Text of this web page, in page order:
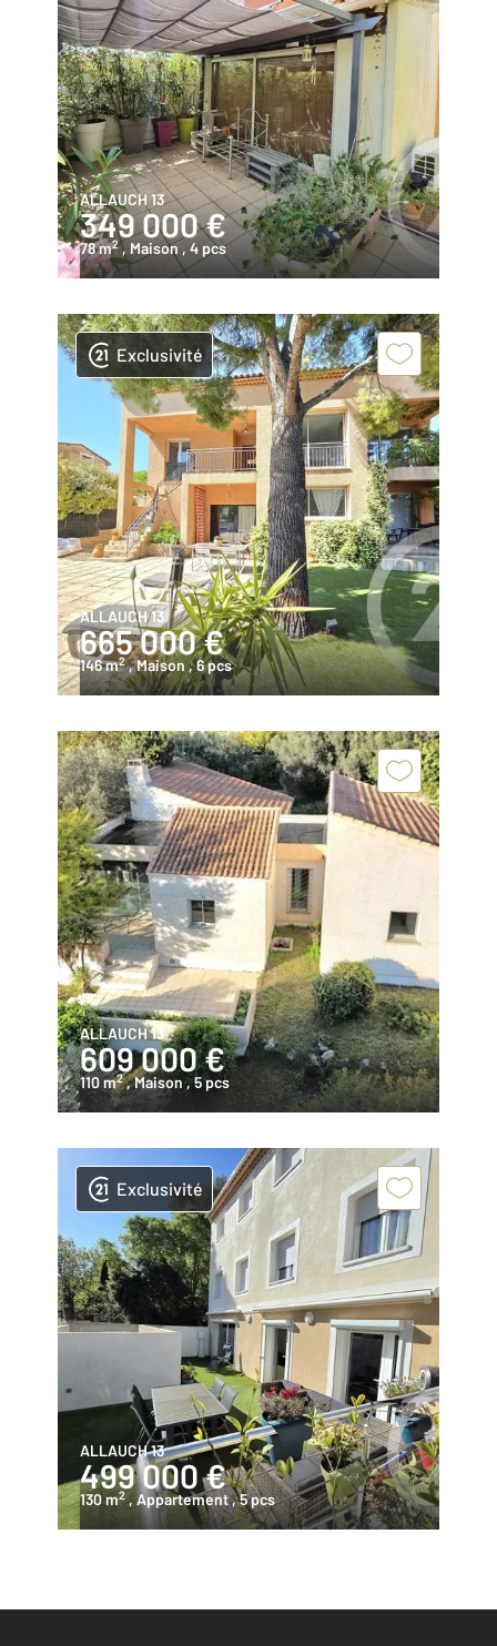
ALLAUCH 13
349 000 €
78 m2 , Maison , 4 pcs
Exclusivité
ALLAUCH 13
665 000 €
146 m2 , Maison, 6 pcs
ALLAUCH 13
609 000 €
110 m2 , Maison , 5 pcs
Exclusivité
ALLAUCH 13
499 000 €
130 m2 , Appartement, 5 pcs